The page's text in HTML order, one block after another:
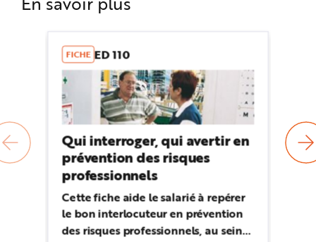
FICHE ED 110
Qui interroger, qui avertir en
prévention des risques
professionnels
Cette fiche aide le salarié à repérer
le bon interlocuteur en prévention
des risques professionnels, au sein